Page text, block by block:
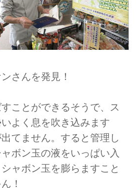
さんを発見！
ことができるそうで、ス
よく息を吹き込みます
てません。すると管理し
ボン玉の液をいっぱい入
ャボン玉を膨らますこと
！